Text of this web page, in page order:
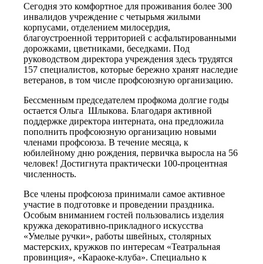
Сегодня это комфортное для проживания более 300
инвалидов учреждение с четырьмя жилыми
корпусами, отделением милосердия,
благоустроенной территорией с асфальтированными
дорожками, цветниками, беседками. Под
руководством директора учреждения здесь трудятся
157 специалистов, которые бережно хранят наследие
ветеранов, в том числе профсоюзную организацию.
Бессменным председателем профкома долгие годы
остается Ольга Шлыкова. Благодаря активной
поддержке директора интерната, она предложила
пополнить профсоюзную организацию новыми
членами профсоюза. В течение месяца, к
юбилейному дню рождения, первичка выросла на 56
человек! Достигнута практически 100-процентная
численность.
Все члены профсоюза принимали самое активное
участие в подготовке и проведении праздника.
Особым вниманием гостей пользовались изделия
кружка декоративно-прикладного искусства
«Умелые ручки», работы швейных, столярных
мастерских, кружков по интересам «Театральная
провинция», «Караоке-клуба». Специально к